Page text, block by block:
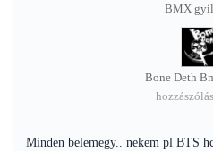
BMX
Bone Deth
Minden belemegy.. nekem pl BTS